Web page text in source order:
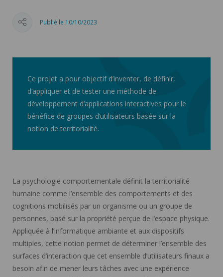
Publié le 10/10/2023
Ce projet a pour objectif d’inventer, de définir,
d’appliquer et de tester une méthode de
développement d’applications interactives pour le
bénéfice de groupes d’utilisateurs basée sur la
notion de territorialité.
La psychologie comportementale définit la territorialité
humaine comme l’ensemble des comportements et des
cognitions mobilisés par un organisme ou un groupe de
personnes, basé sur la propriété perçue de l’espace physique.
Appliquée à l’informatique ambiante et aux dispositifs
multiples, cette notion permet de déterminer l’ensemble des
surfaces d’interaction que cet ensemble d’utilisateurs finaux a
besoin afin de mener leurs tâches avec une expérience